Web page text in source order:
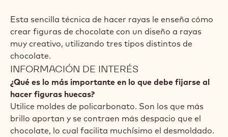
Esta sencilla técnica de hacer rayas le enseña cómo
crear figuras de chocolate con un diseño a rayas
muy creativo, utilizando tres tipos distintos de
chocolate.
INFORMACIÓN DE INTERÉS
¿Qué es lo más importante en lo que debe fijarse al
hacer figuras huecas?
Utilice moldes de policarbonato. Son los que más
brillo aportan y se contraen más despacio que el
chocolate, lo cual facilita muchísimo el desmoldado.